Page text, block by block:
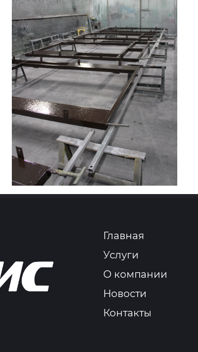
Главная
Услуги
О компании
Новости
Контакты